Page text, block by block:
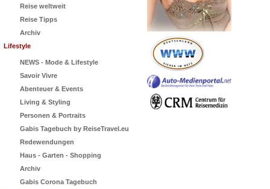
Reise weltweit
Reise Tipps
Archiv
Lifestyle
NEWS - Mode & Lifestyle
Savoir Vivre
Abenteuer & Events
Living & Styling
Personen & Portraits
Gabis Tagebuch by ReiseTravel.eu
Redewendungen
Haus - Garten - Shopping
Archiv
Gabis Corona Tagebuch